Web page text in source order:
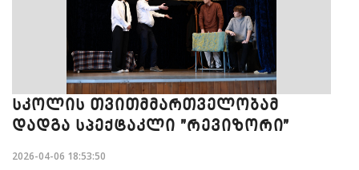
ᲡᲙᲝᲚᲘᲡ ᲗᲕᲘᲗᲛᲛᲐᲠᲗᲕᲔᲚᲝᲑᲐᲛ
ᲓᲐᲓᲒᲐ ᲡᲞᲔᲥᲢᲐᲙᲚᲘ "ᲠᲔᲕᲘᲖᲝᲠᲘ"
2026-04-06 18:53:50